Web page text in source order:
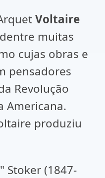
Voltaire
muitas
cujas obras e
pensadores
Revolução
Americana.
produziu
Stoker (1847-